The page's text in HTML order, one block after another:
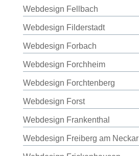
Webdesign Fellbach
Webdesign Filderstadt
Webdesign Forbach
Webdesign Forchheim
Webdesign Forchtenberg
Webdesign Forst
Webdesign Frankenthal
Webdesign Freiberg am Neckar